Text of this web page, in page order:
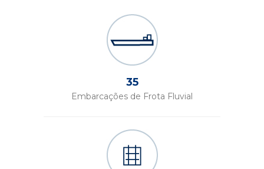
35
Embarcações de Frota Fluvial